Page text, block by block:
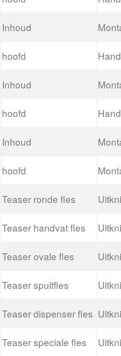
Inhoud
hoofd
Inhoud
hoofd
Inhoud
hoofd
Teaser ronde fles
Teaser handvat fles
Teaser ovale fles
Teaser spuitfles
Teaser dispenser fles
Teaser speciale fles